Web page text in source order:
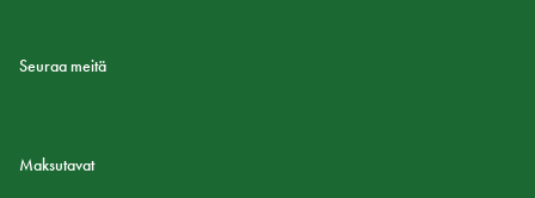
Seuraa meitä
Maksutavat